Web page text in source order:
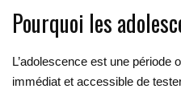
Pourquoi les
L’adolescence est une période
immédiat et accessible de